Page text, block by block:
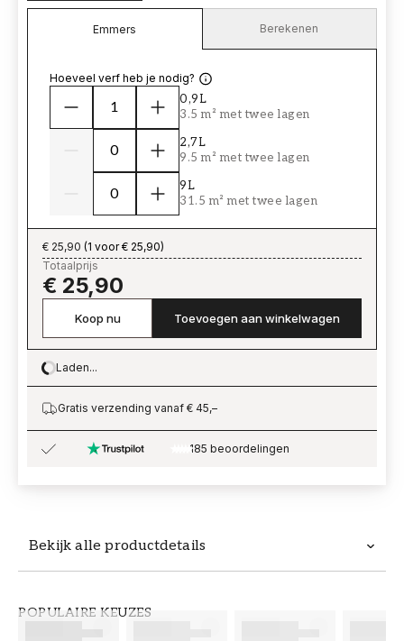
Bekijk alle productdetails
POPULAIRE KEUZES
Emmers Berekenen
Hoeveel verf heb je nodig?
0,9L
3.5 m² met twee lagen
2,7L
9.5 m² met twee lagen
9L
31.5 m² met twee lagen
€ 25,90 (1 voor € 25,90)
Totaalprijs
€ 25,90
Koop nu Toevoegen aan winkelwagen
Loading…
Laden...
Gratis verzending vanaf € 45,–
185 beoordelingen